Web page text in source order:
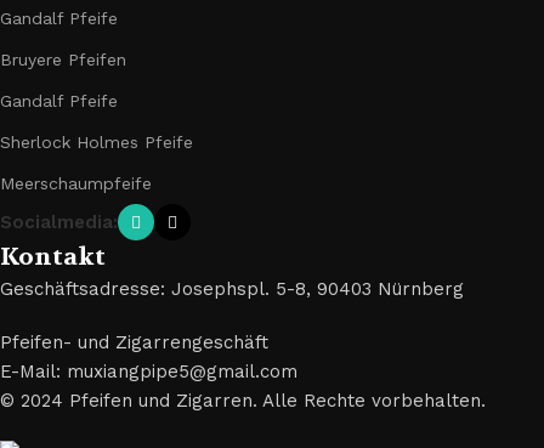
Gandalf Pfeife
Bruyere Pfeifen
Gandalf Pfeife
Sherlock Holmes Pfeife
Meerschaumpfeife
Socialmedia:
Kontakt
Geschäftsadresse: Josephspl. 5-8, 90403 Nürnberg
Pfeifen- und Zigarrengeschäft
E-Mail: muxiangpipe5@gmail.com
© 2024 Pfeifen und Zigarren. Alle Rechte vorbehalten.